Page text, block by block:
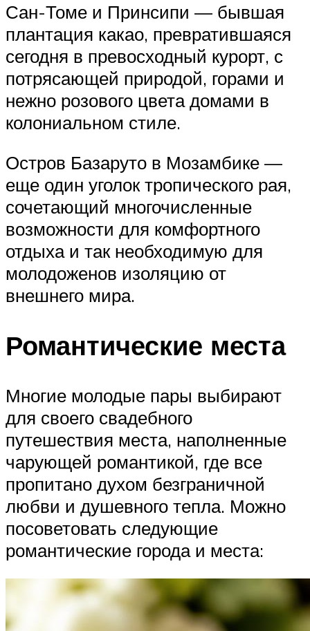
Сан-Томе и Принсипи — бывшая
плантация какао, превратившаяся
сегодня в превосходный курорт, с
потрясающей природой, горами и
нежно розового цвета домами в
колониальном стиле.
Остров Базаруто в Мозамбике —
еще один уголок тропического рая,
сочетающий многочисленные
возможности для комфортного
отдыха и так необходимую для
молодоженов изоляцию от
внешнего мира.
Романтические места
Многие молодые пары выбирают
для своего свадебного
путешествия места, наполненные
чарующей романтикой, где все
пропитано духом безграничной
любви и душевного тепла. Можно
посоветовать следующие
романтические города и места: